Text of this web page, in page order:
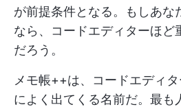
が前提条件となる。もしあな
なら、コードエディターほど
だろう。
メモ帳++は、コードエディ
によく出てくる名前だ。最も